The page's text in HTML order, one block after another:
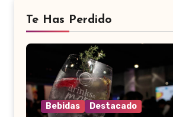
Te Has Perdido
Bebidas Destacado